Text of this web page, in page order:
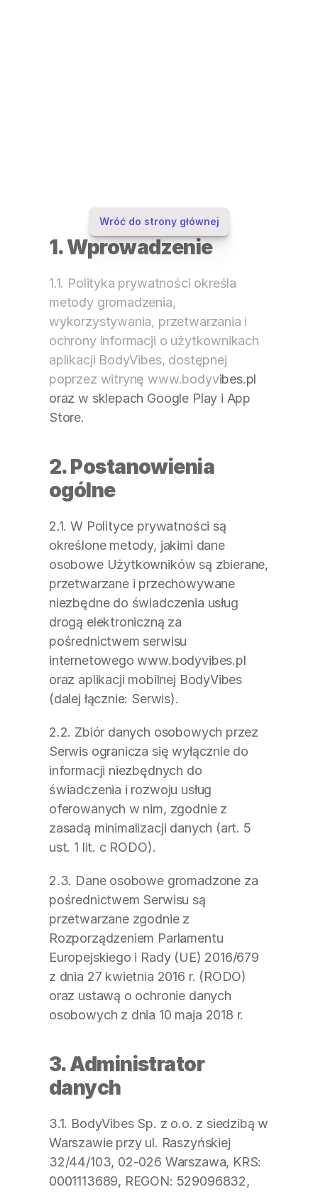
Wróć do strony głównej
1. Wprowadzenie
1.1. Polityka prywatności określa
metody gromadzenia,
wykorzystywania, przetwarzania i
ochrony informacji o użytkownikach
aplikacji BodyVibes, dostępnej
poprzez witrynę www.bodyvibes.pl
oraz w sklepach Google Play i App
Store.
2. Postanowienia
ogólne
2.1. W Polityce prywatności są
określone metody, jakimi dane
osobowe Użytkowników są zbierane,
przetwarzane i przechowywane
niezbędne do świadczenia usług
drogą elektroniczną za
pośrednictwem serwisu
internetowego www.bodyvibes.pl
oraz aplikacji mobilnej BodyVibes
(dalej łącznie: Serwis).
2.2. Zbiór danych osobowych przez
Serwis ogranicza się wyłącznie do
informacji niezbędnych do
świadczenia i rozwoju usług
oferowanych w nim, zgodnie z
zasadą minimalizacji danych (art. 5
ust. 1 lit. c RODO).
2.3. Dane osobowe gromadzone za
pośrednictwem Serwisu są
przetwarzane zgodnie z
Rozporządzeniem Parlamentu
Europejskiego i Rady (UE) 2016/679
z dnia 27 kwietnia 2016 r. (RODO)
oraz ustawą o ochronie danych
osobowych z dnia 10 maja 2018 r.
3. Administrator
danych
3.1. BodyVibes Sp. z o.o. z siedzibą w
Warszawie przy ul. Raszyńskiej
32/44/103, 02-026 Warszawa, KRS:
0001113689, REGON: 529096832,